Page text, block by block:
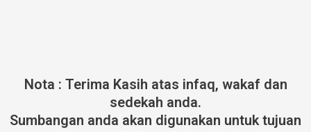
Nota : Terima Kasih atas infaq, wakaf dan
sedekah anda.
Sumbangan anda akan digunakan untuk tujuan